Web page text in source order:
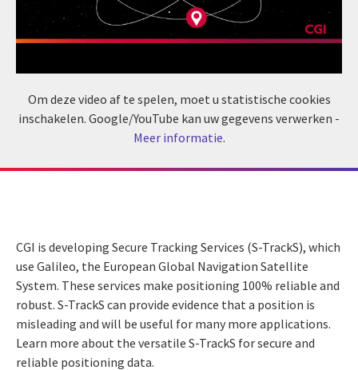
Om deze video af te spelen, moet u statistische cookies
inschakelen. Google/YouTube kan uw gegevens verwerken -
Meer informatie.
CGI is developing Secure Tracking Services (S-TrackS), which
use Galileo, the European Global Navigation Satellite
System. These services make positioning 100% reliable and
robust. S-TrackS can provide evidence that a position is
misleading and will be useful for many more applications.
Learn more about the versatile S-TrackS for secure and
reliable positioning data.